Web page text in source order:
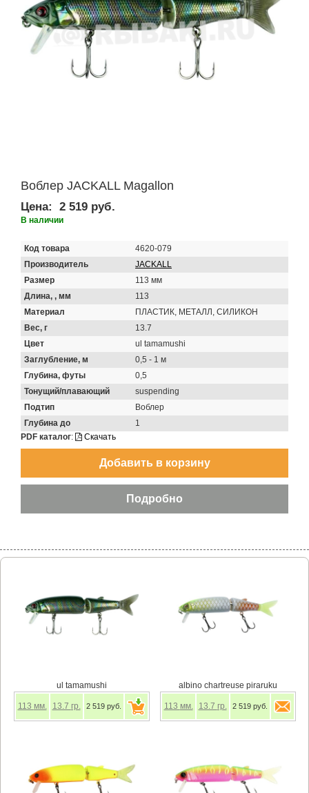
Воблер JACKALL Magallon
Цена: 2 519 руб.
В наличии
Код товара
4620-079
Производитель
JACKALL
Размер
113 мм
Длина, , мм
113
Материал
ПЛАСТИК, МЕТАЛЛ, СИЛИКОН
Вес, г
13.7
Цвет
ul tamamushi
Заглубление, м
0,5 - 1 м
Глубина, футы
0,5
Тонущий/плавающий
suspending
Подтип
Воблер
Глубина до
1
PDF каталог: Скачать
ul tamamushi
113 мм. 13.7 гр. 2 519 руб.
albino chartreuse piraruku
113 мм. 13.7 гр. 2 519 руб.